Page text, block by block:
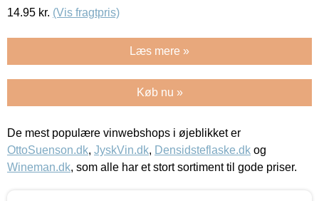
14.95 kr. (Vis fragtpris)
Læs mere »
Køb nu »
De mest populære vinwebshops i øjeblikket er
OttoSuenson.dk, JyskVin.dk, Densidsteflaske.dk og
Wineman.dk, som alle har et stort sortiment til gode priser.